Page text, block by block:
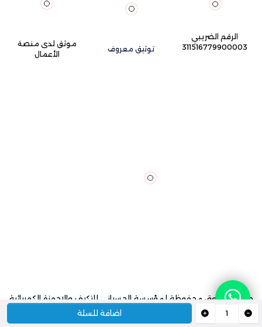
اضافة للسلة
الرقم الضريبي
311516779900003
توثيق معروف
موثق لدى منصة
الأعمال
جميع الحقوق محفوظة لمؤسسة الحسياني للتكيف والاجهزة الكهربائية
2024